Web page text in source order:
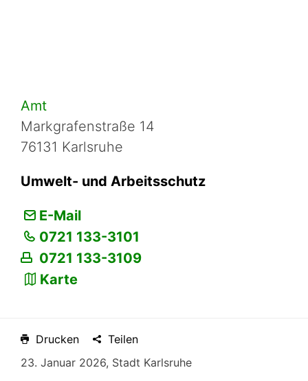
Amt
Markgrafenstraße 14
76131 Karlsruhe
Umwelt- und Arbeitsschutz
E-Mail
0721 133-3101
0721 133-3109
Karte
Drucken
Teilen
23. Januar 2026, Stadt Karlsruhe